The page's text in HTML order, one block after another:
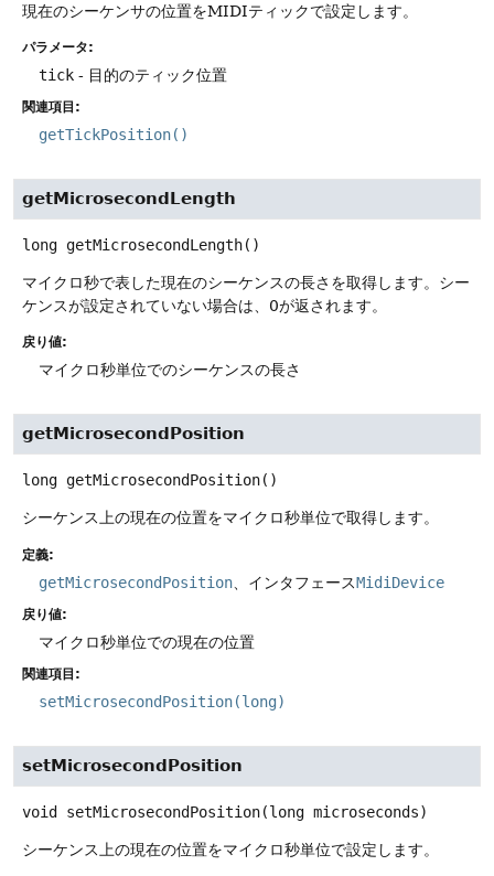
現在のシーケンサの位置をMIDIティックで設定します。
パラメータ:
tick - 目的のティック位置
関連項目:
getTickPosition()
getMicrosecondLength
long getMicrosecondLength()
マイクロ秒で表した現在のシーケンスの長さを取得します。シー
ケンスが設定されていない場合は、0が返されます。
戻り値:
マイクロ秒単位でのシーケンスの長さ
getMicrosecondPosition
long getMicrosecondPosition()
シーケンス上の現在の位置をマイクロ秒単位で取得します。
定義:
getMicrosecondPosition 、インタフェースMidiDevice
戻り値:
マイクロ秒単位での現在の位置
関連項目:
setMicrosecondPosition(long)
setMicrosecondPosition
void setMicrosecondPosition(long microseconds)
シーケンス上の現在の位置をマイクロ秒単位で設定します。